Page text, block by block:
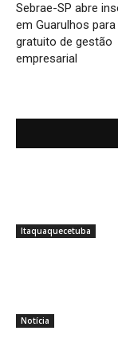
Sebrae-SP abre
em Guarulhos
gratuito de gestão
empresarial
Itaquaquecetuba
Notícia